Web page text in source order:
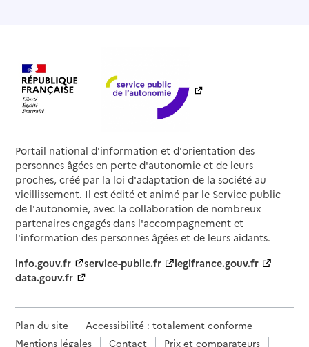
Portail national d'information et d'orientation des
personnes âgées en perte d'autonomie et de leurs
proches, créé par la loi d'adaptation de la société au
vieillissement. Il est édité et animé par le Service public
de l'autonomie, avec la collaboration de nombreux
partenaires engagés dans l'accompagnement et
l'information des personnes âgées et de leurs aidants.
info.gouv.fr
service-public.fr
legifrance.gouv.fr
data.gouv.fr
Plan du site
Accessibilité : totalement conforme
Mentions légales
Contact
Prix et comparateurs